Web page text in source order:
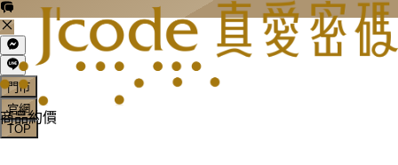
商品約價
門市
官網
TOP